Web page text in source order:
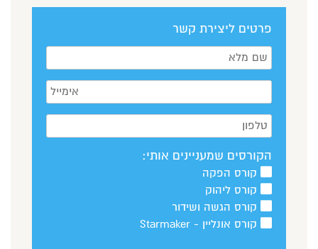
פרטים ליצירת קשר
הקורסים שמעניינים אותי:
קורס הפקה
קורס ליהוק
קורס הגשה ושידור
קורס אונליין - Starmaker